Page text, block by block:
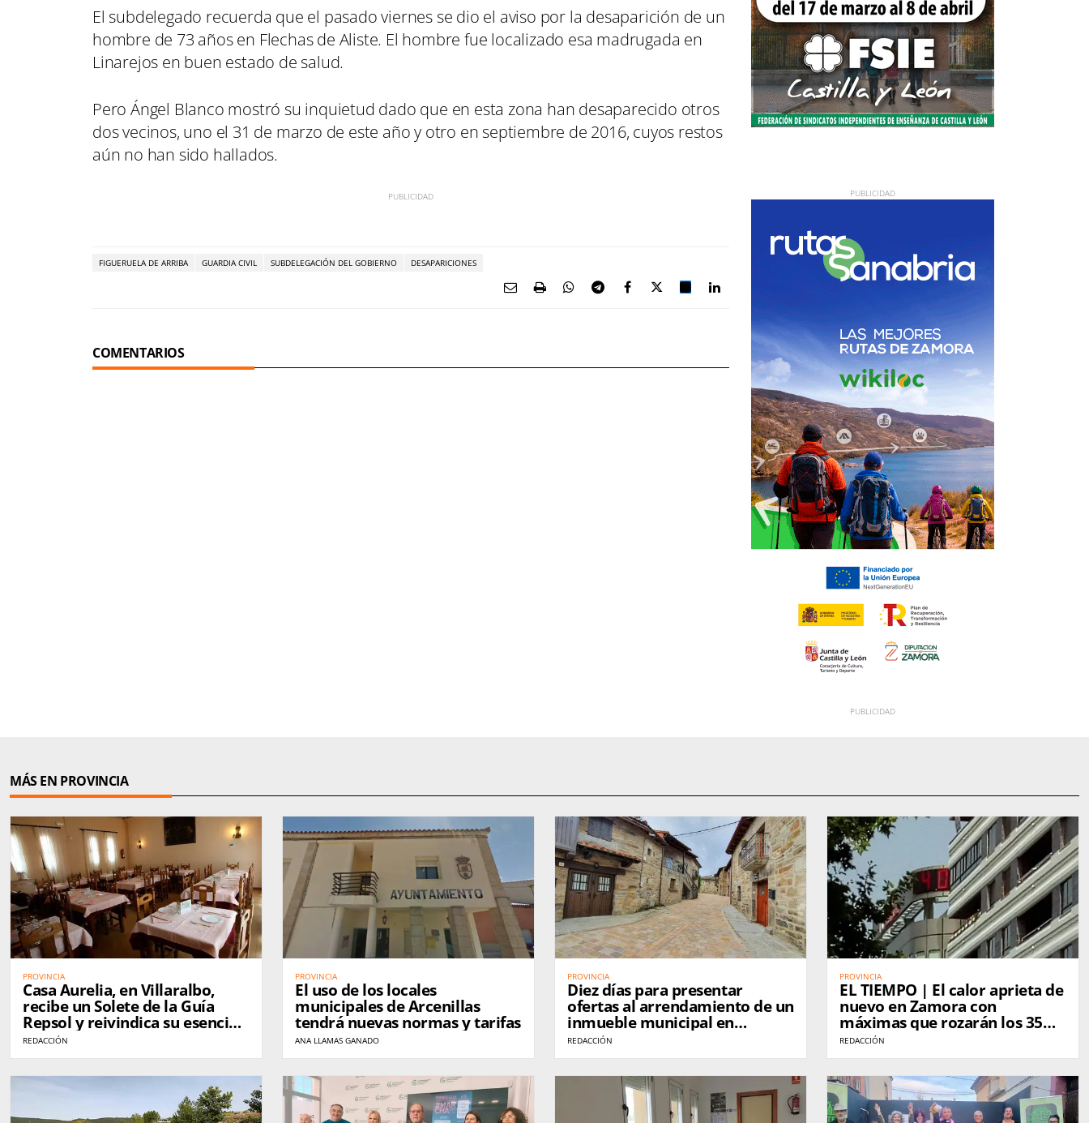
El subdelegado recuerda que el pasado viernes se dio el aviso por la desaparición de un
hombre de 73 años en Flechas de Aliste. El hombre fue localizado esa madrugada en
Linarejos en buen estado de salud.
Pero Ángel Blanco mostró su inquietud dado que en esta zona han desaparecido otros
dos vecinos, uno el 31 de marzo de este año y otro en septiembre de 2016, cuyos restos
aún no han sido hallados.
FIGUERUELA DE ARRIBA GUARDIA CIVIL SUBDELEGACIÓN DEL GOBIERNO DESAPARICIONES
COMENTARIOS
MÁS EN PROVINCIA
PROVINCIA
Casa Aurelia, en Villaralbo,
recibe un Solete de la Guía
Repsol y reivindica su esencia
tras 37 años de historia
REDACCIÓN
PROVINCIA
El uso de los locales
municipales de Arcenillas
tendrá nuevas normas y tarifas
ANA LLAMAS GANADO
PROVINCIA
Diez días para presentar
ofertas al arrendamiento de un
inmueble municipal en
Villardeciervos
REDACCIÓN
PROVINCIA
EL TIEMPO | El calor aprieta de
nuevo en Zamora con
máximas que rozarán los 35
grados este jueves
REDACCIÓN